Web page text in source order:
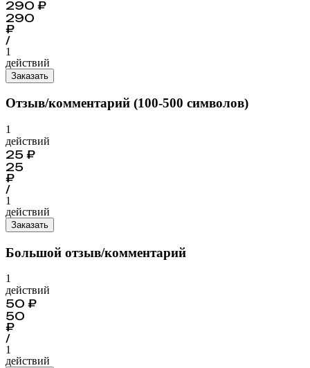
290 ₽
290
₽
/
1
действий
Заказать
Отзыв/комментарий (100-500 символов)
1
действий
25 ₽
25
₽
/
1
действий
Заказать
Большой отзыв/комментарий
1
действий
50 ₽
50
₽
/
1
действий